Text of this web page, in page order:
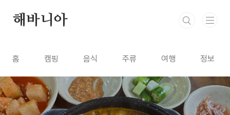
해바니아
홈 캠핑 음식 주류 여행 정보